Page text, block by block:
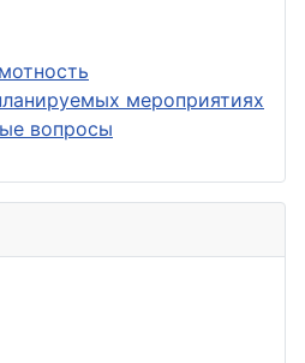
мероприятиях
вопросы